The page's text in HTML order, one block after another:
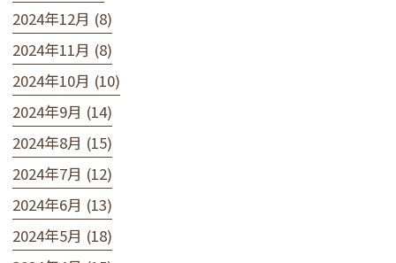
2024年12月 (8)
2024年11月 (8)
2024年10月 (10)
2024年9月 (14)
2024年8月 (15)
2024年7月 (12)
2024年6月 (13)
2024年5月 (18)